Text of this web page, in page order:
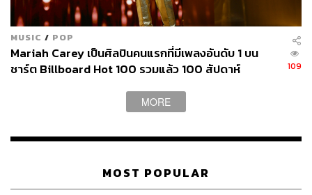
MUSIC / POP
Mariah Carey เป็นศิลปินคนแรกที่มีเพลงอันดับ 1 บน
ชาร์ต Billboard Hot 100 รวมแล้ว 100 สัปดาห์
109
MORE
MOST POPULAR